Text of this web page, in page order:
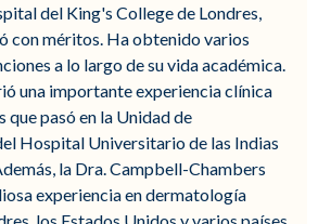
del King's College de Londres,
con méritos. Ha obtenido varios
a lo largo de su vida académica.
una importante experiencia clínica
que pasó en la Unidad de
Hospital Universitario de las Indias
la Dra. Campbell-Chambers
experiencia en dermatología